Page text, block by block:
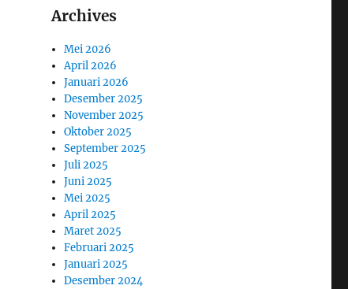
Archives
Mei 2026
April 2026
Januari 2026
Desember 2025
November 2025
Oktober 2025
September 2025
Juli 2025
Juni 2025
Mei 2025
April 2025
Maret 2025
Februari 2025
Januari 2025
Desember 2024